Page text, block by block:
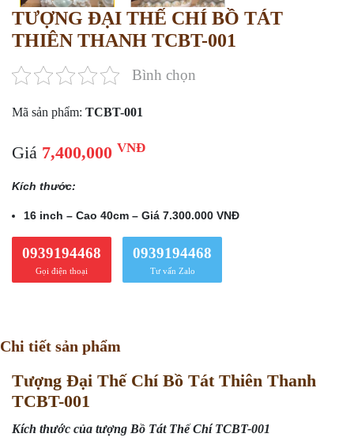
TƯỢNG ĐẠI THẾ CHÍ BỒ TÁT
THIÊN THANH TCBT-001
Bình chọn
Mã sản phẩm: TCBT-001
Giá 7,400,000 VNĐ
Kích thước:
16 inch – Cao 40cm – Giá 7.300.000 VNĐ
0939194468
Gọi điện thoại
0939194468
Tư vấn Zalo
Chi tiết sản phẩm
Tượng Đại Thế Chí Bồ Tát Thiên Thanh
TCBT-001
Kích thước của tượng Bồ Tát Thế Chí TCBT-001